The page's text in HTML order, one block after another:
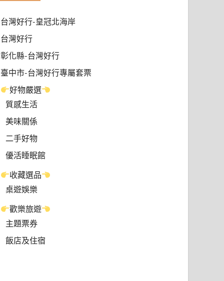
台灣好行-皇冠北海岸
台灣好行
彰化縣-台灣好行
臺中市-台灣好行專屬套票
好物嚴選
質感生活
美味關係
二手好物
優活睡眠館
收藏選品
桌遊娛樂
歡樂旅遊
主題票券
飯店及住宿